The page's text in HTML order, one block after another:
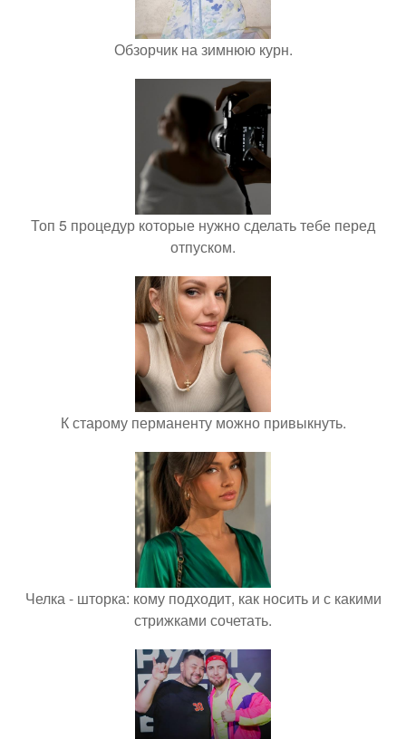
Обзорчик на зимнюю курн.
Топ 5 процедур которые нужно сделать тебе перед
отпуском.
К старому перманенту можно привыкнуть.
Челка - шторка: кому подходит, как носить и с какими
стрижками сочетать.